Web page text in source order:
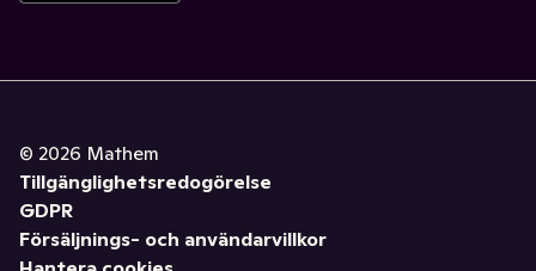
© 2026 Mathem
Tillgänglighetsredogörelse
GDPR
Försäljnings- och användarvillkor